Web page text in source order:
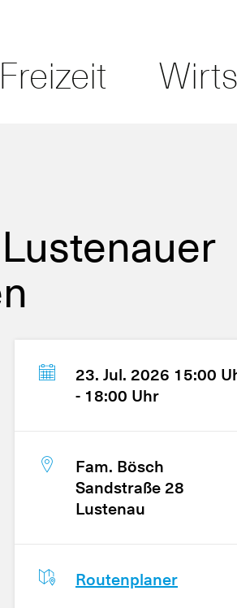
Freizeit
23. Jul. 2026 15:00
- 18:00 Uhr
Fam. Bösch
Sandstraße 28
Lustenau
Routenplaner